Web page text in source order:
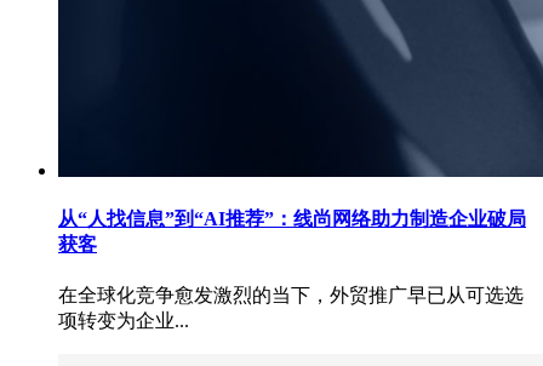
从“人找信息”到“AI推荐”：线尚网络助力制造企业破局
获客
在全球化竞争愈发激烈的当下，外贸推广早已从可选选
项转变为企业...